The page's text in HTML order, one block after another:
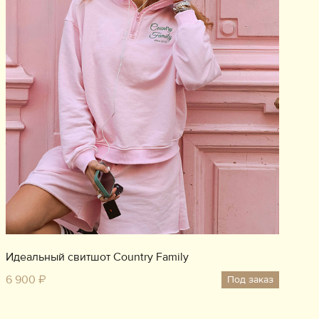
Идеальный свитшот Country Family
6 900 ₽
Под заказ